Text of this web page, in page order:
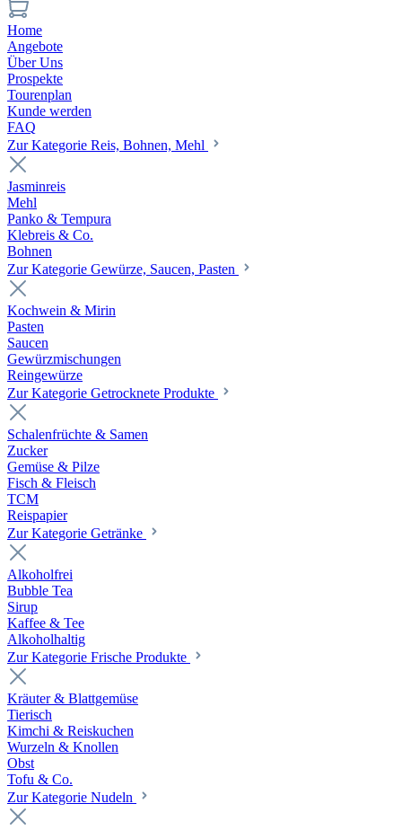
Home
Angebote
Über Uns
Prospekte
Tourenplan
Kunde werden
FAQ
Zur Kategorie Reis, Bohnen, Mehl
Jasminreis
Mehl
Panko & Tempura
Klebreis & Co.
Bohnen
Zur Kategorie Gewürze, Saucen, Pasten
Kochwein & Mirin
Pasten
Saucen
Gewürzmischungen
Reingewürze
Zur Kategorie Getrocknete Produkte
Schalenfrüchte & Samen
Zucker
Gemüse & Pilze
Fisch & Fleisch
TCM
Reispapier
Zur Kategorie Getränke
Alkoholfrei
Bubble Tea
Sirup
Kaffee & Tee
Alkoholhaltig
Zur Kategorie Frische Produkte
Kräuter & Blattgemüse
Tierisch
Kimchi & Reiskuchen
Wurzeln & Knollen
Obst
Tofu & Co.
Zur Kategorie Nudeln